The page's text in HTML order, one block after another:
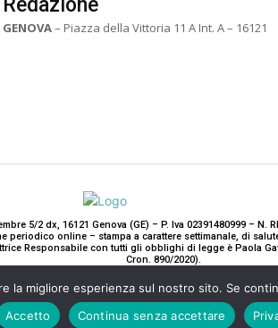
GENOVA– Piazza della Vittoria 11 A Int. A – 16121
5/2 dx, 16121 Genova (GE) – P. Iva 02391480999 – N.
online – stampa a carattere settimanale, di
Responsabile con tutti gli obblighi di legge è Paola
Cron. 890/2020).
2020-2025© Teddy Luxury SRL
la migliore esperienza sul nostro sito. Se
Accetto
Continua senza accettare